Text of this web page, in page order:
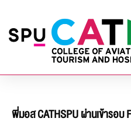
พี่มอส CATHSPU ผ่านเข้ารอบ